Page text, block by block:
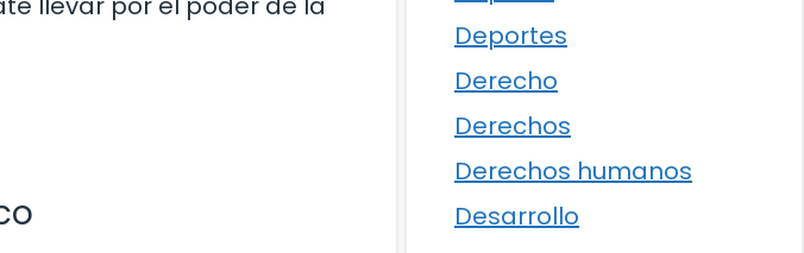
Deportes
Derecho
Derechos
Derechos humanos
Desarrollo